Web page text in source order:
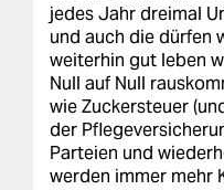
jedes Jahr dreimal
und auch die dürfen
weiterhin gut leben
Null auf Null
wie Zuckersteuer
der
Parteien und
werden immer mehr